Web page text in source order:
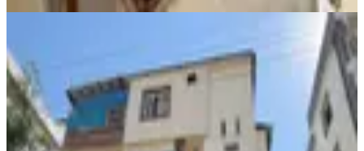
Germenicia'dan Kiralık Fatihlerde
Onikişubat Emn.müd.üzeri Daire
Onikişubat, Fatih Mahallesi
3+1 · 170 m² · 01.08.2026
23.000 ₺